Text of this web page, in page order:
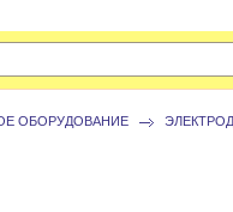
ОБОРУДОВАНИЕ